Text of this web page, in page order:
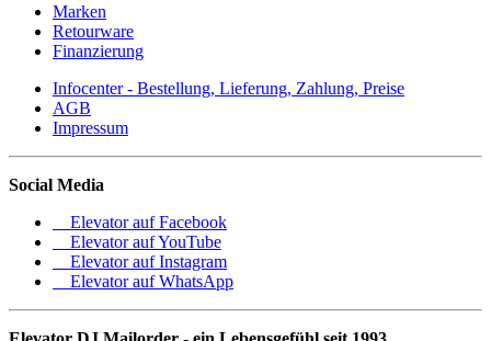
Marken
Retourware
Finanzierung
Infocenter - Bestellung, Lieferung, Zahlung, Preise
AGB
Impressum
Social Media
Elevator auf Facebook
Elevator auf YouTube
Elevator auf Instagram
Elevator auf WhatsApp